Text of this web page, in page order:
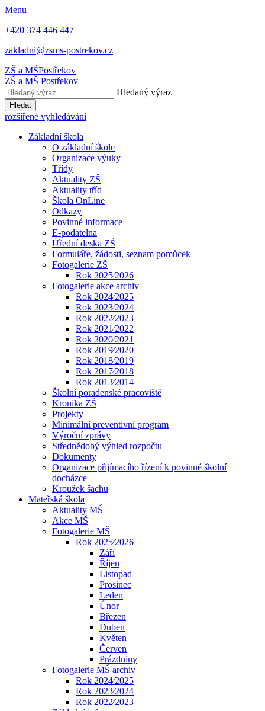
Menu
+420 374 446 447
zakladni@zsms-postrekov.cz
ZŠ a MŠPostřekov
ZŠ a MŠ Postřekov
Hledaný výraz
Hledat
rozšířené vyhledávání
Základní škola
O základní škole
Organizace výuky
Třídy
Aktuality ZŠ
Aktuality tříd
Škola OnLine
Odkazy
Povinné informace
E-podatelna
Úřední deska ZŠ
Formuláře, žádosti, seznam pomůcek
Fotogalerie ZŠ
Rok 2025⁄2026
Fotogalerie akce archiv
Rok 2024⁄2025
Rok 2023⁄2024
Rok 2022⁄2023
Rok 2021⁄2022
Rok 2020⁄2021
Rok 2019⁄2020
Rok 2018⁄2019
Rok 2017⁄2018
Rok 2013⁄2014
Školní poradenské pracoviště
Kronika ZŠ
Projekty
Minimální preventivní program
Výroční zprávy
Střednědobý výhled rozpočtu
Dokumenty
Organizace přijímacího řízení k povinné školní
docházce
Kroužek šachu
Mateřská škola
Aktuality MŠ
Akce MŠ
Fotogalerie MŠ
Rok 2025⁄2026
Září
Říjen
Listopad
Prosinec
Leden
Únor
Březen
Duben
Květen
Červen
Prázdniny
Fotogalerie MŠ archiv
Rok 2024⁄2025
Rok 2023⁄2024
Rok 2022⁄2023